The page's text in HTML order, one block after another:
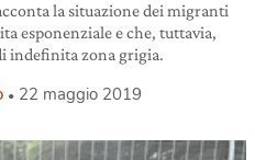
la situazione dei migranti
esponenziale e che, tuttavia,
indefinita zona grigia.
22 maggio 2019